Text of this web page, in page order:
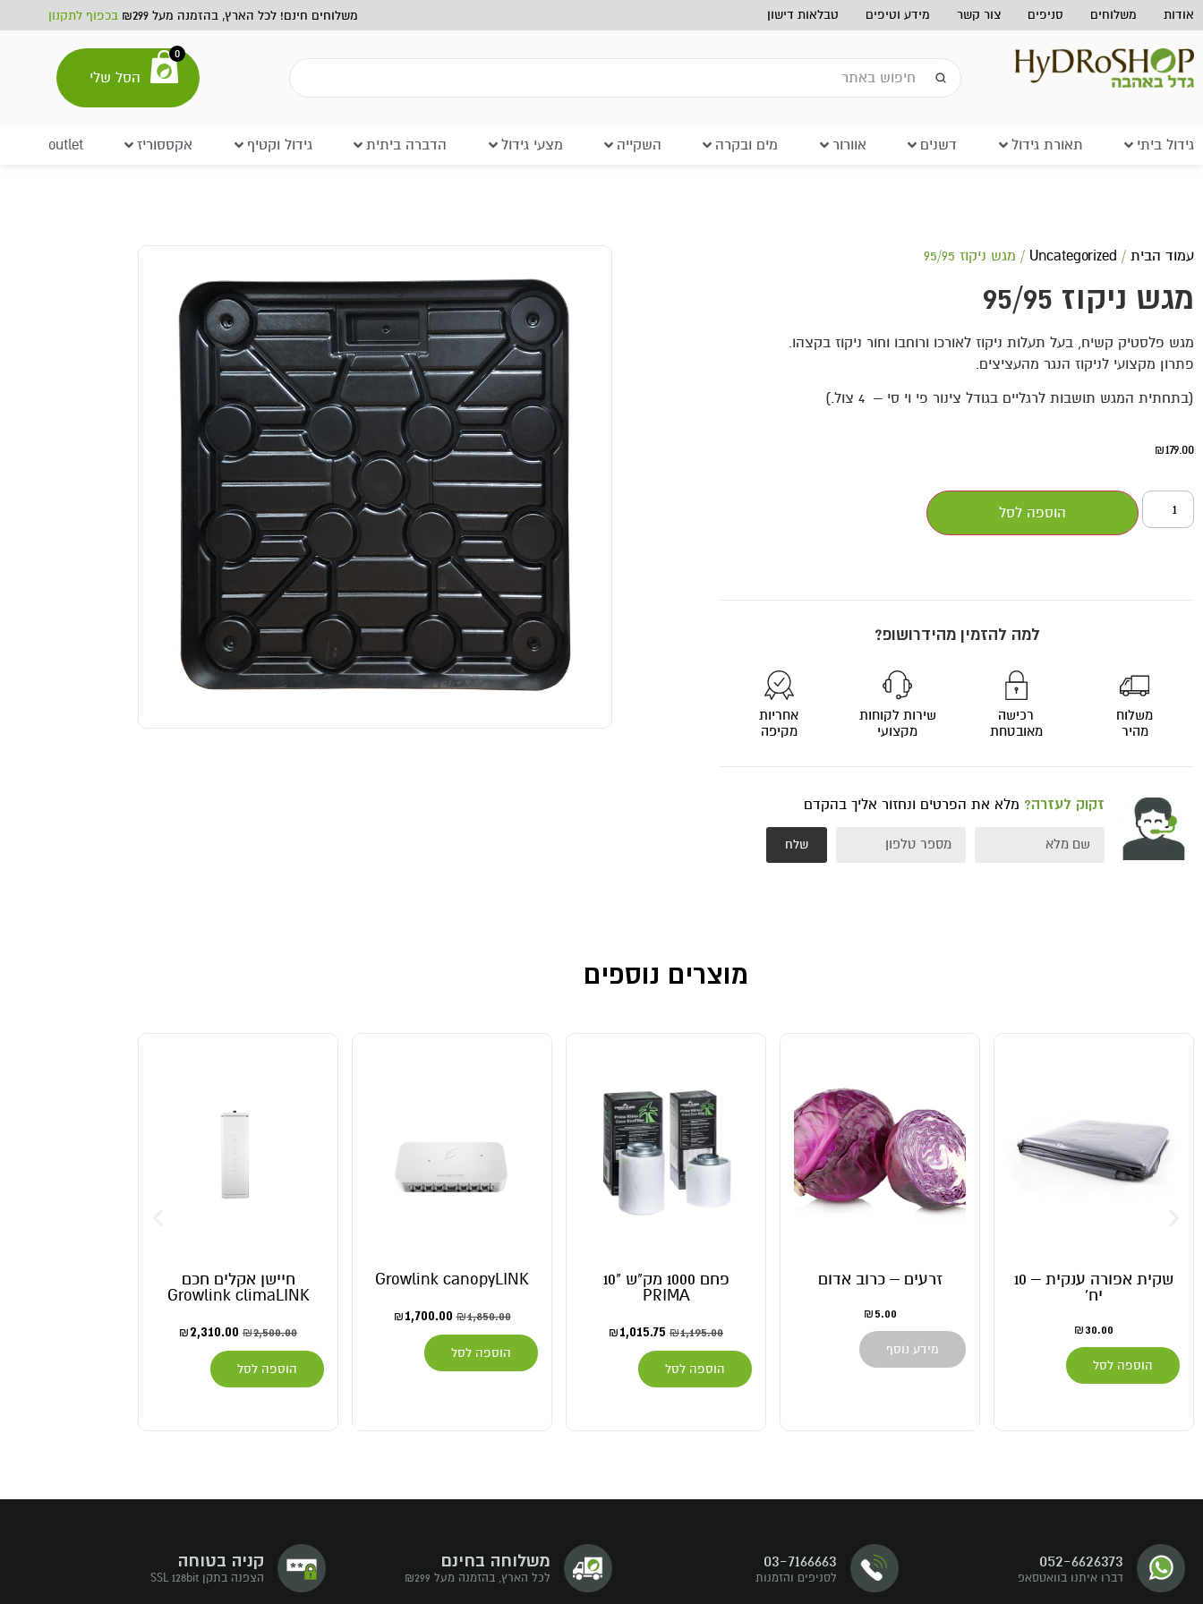
אודות משלוחים סניפים צור קשר מידע וטיפים טבלאות דישון משלוחים חינם! לכל הארץ, בהזמנה מעל ₪299 בכפוף לתקנון
0
הסל שלי
גידול ביתי תאורת גידול דשנים אוורור מים ובקרה השקייה מצעי גידול הדברה ביתית גידול וקטיף אקססוריז outlet
עמוד הבית /
Uncategorized / מגש ניקוז 95/95
מגש ניקוז 95/95
מגש פלסטיק קשיח, בעל תעלות ניקוז לאורכו ורוחבו וחור ניקוז בקצהו.
פתרון מקצועי לניקוז הנגר מהעציצים.
(בתחתית המגש תושבות לרגליים בגודל צינור פי וי סי – 4 צול.)
₪179.00
הוספה לסל
למה להזמין מהידרושופ?
משלוח
מהיר
רכישה
מאובטחת
שירות לקוחות
מקצועי
אחריות
מקיפה
זקוק לעזרה? מלא את הפרטים ונחזור אליך בהקדם
שלח
מוצרים נוספים
שקית אפורה ענקית – 10
יח'
₪30.00
הוספה לסל
זרעים – כרוב אדום
₪5.00
מידע נוסף
פחם 1000 מק"ש "10
PRIMA
₪1,195.00
₪1,015.75
הוספה לסל
Growlink canopyLINK
₪1,850.00
₪1,700.00
הוספה לסל
חיישן אקלים חכם
Growlink climaLINK
₪2,500.00
₪2,310.00
הוספה לסל
עקבו אחרינו
052-6626373
דברו איתנו בוואטסאפ
03-7166663
לסניפים והזמנות
משלוחה בחינם
לכל הארץ, בהזמנה מעל ₪299
קניה בטוחה
הצפנה בתקן SSL 128bit